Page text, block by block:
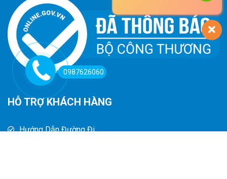
HỖ TRỢ KHÁCH HÀNG
Hướng Dẫn Đường Đi
0987626060